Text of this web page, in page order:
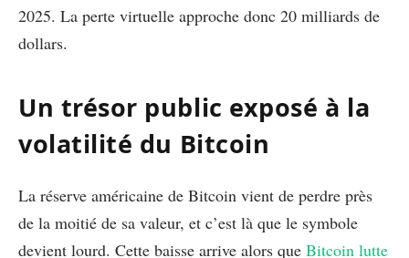
2025. La perte virtuelle approche donc 20 milliards de
dollars.
Un trésor public exposé à la
volatilité du Bitcoin
La réserve américaine de Bitcoin vient de perdre près
de la moitié de sa valeur, et c’est là que le symbole
devient lourd. Cette baisse arrive alors que Bitcoin lutte